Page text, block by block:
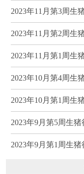
2023年11月第3周生
2023年11月第2周生
2023年11月第1周生
2023年10月第4周生
2023年10月第1周生
2023年9月第5周生
2023年9月第1周生